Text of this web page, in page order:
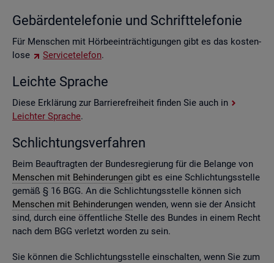
Ge­bär­den­te­le­fo­nie und Schrift­te­le­fo­nie
Für Men­schen mit Hör­be­ein­träch­ti­gun­gen gibt es das kos­ten­
lo­se
Ser­vice­te­le­fon.
Leich­te Spra­che
Diese Er­klä­rung zur Bar­rie­re­frei­heit fin­den Sie auch in
Leich­ter Spra­che.
Schlich­tungs­ver­fah­ren
Beim Be­auf­trag­ten der Bun­des­re­gie­rung für die Be­lan­ge von
Men­schen mit Be­hin­de­run­gen gibt es eine Schlich­tungs­stel­le
gemäß § 16 BGG. An die Schlich­tungs­stel­le kön­nen sich
Men­schen mit Be­hin­de­run­gen wen­den, wenn sie der An­sicht
sind, durch eine öf­fent­li­che Stel­le des Bun­des in einem Recht
nach dem BGG ver­letzt wor­den zu sein.
Sie kön­nen die Schlich­tungs­stel­le ein­schal­ten, wenn Sie zum